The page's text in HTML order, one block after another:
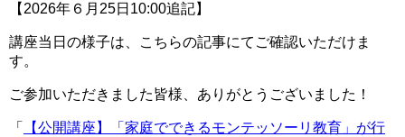
【2026年６月25日10:00追記】
講座当日の様子は、こちらの記事にてご確認いただけま
す。
ご参加いただきました皆様、ありがとうございました！
「
【公開講座】「家庭でできるモンテッソーリ教育」が行